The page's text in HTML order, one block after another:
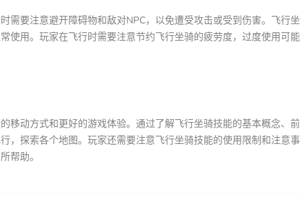
需要注意避开障碍物和敌对NPC，以免遭受攻击或受到伤害。飞行坐
使用。玩家在飞行时需要注意节约飞行坐骑的疲劳度，过度使用可能
移动方式和更好的游戏体验。通过了解飞行坐骑技能的基本概念、前
，探索各个地图。玩家还需要注意飞行坐骑技能的使用限制和注意事
帮助。